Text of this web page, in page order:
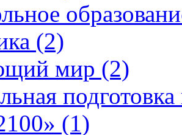
(2)
мир (2)
(1)